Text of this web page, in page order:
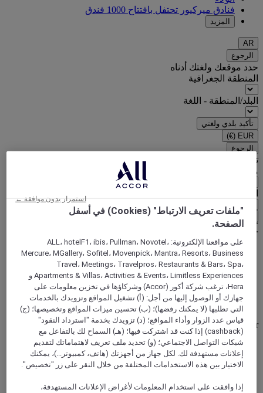
فنادق ميركيور تحتفل بافتتاح 1000 فندق
المزيد
AR
الرجوع
حدد موقعك ولغتك أدناه
المنطقة الجغرافية
البلد/المنطقة - اللغة
تأكيد بلدي ولغتي
EUR
(€)
الرجوع
تحديد عُملتك أدناه
منطقة جغرافية
تأكيد عُملتي
World
Europe
Germany
Thuringia
Weimar
Weimar
"ملفات تعريف الارتباط" (Cookies) في أسفل
الصفحة.
على مواقعنا الإلكترونية: ALL، hotelF1، ibis، Pullman، Novotel،
Mercure، MGallery، Sofitel، Movenpick، Mantra، Resorts، Business
Travel، Meetings، Travelpros، Restaurants & Bars، Spa،
Apartments & Villas، Activities & Events، Limitless Experiences و
Hera، ترغب شركة أكور (Accor) وشركاؤها في تخزين معلومات على
جهازك أو الوصول إليها من أجل: (أ) تشغيل المواقع وتزويدك بالخدمات
التي تطلبها (لا يمكنك رفضها)؛ (ب) تحسين ميزات المواقع وتخصيصها؛ (ج)
قياس عدد الزوار وأداء المواقع؛ (د) تزويدك بخدمة "استرداد النقود"
(cashback) إذا كنت قد اشتركت فيها؛ (هـ) السماح لك بالتفاعل مع
شبكات التواصل الاجتماعي؛ (و) تحديد ملف تعريف لاهتماماتك لتقديم
إعلانات مستهدفة لك. لكل جهاز من أجهزتك (هاتف، كمبيوتر...)، يمكنك
الاختيار بين هذه الاستخدامات المختلفة من خلال النقر على زر "تخصيص".
إذا وافقت على استخدام المعلومات لأغراض الإعلانات المستهدفة،
استمرار بدون موافقة ←